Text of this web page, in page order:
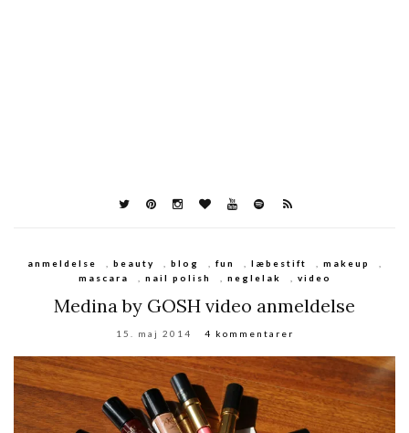
anmeldelse , beauty , blog , fun , læbestift , makeup
,
mascara
, nail polish , neglelak , video
Medina by GOSH video anmeldelse
15. maj 2014 4 kommentarer